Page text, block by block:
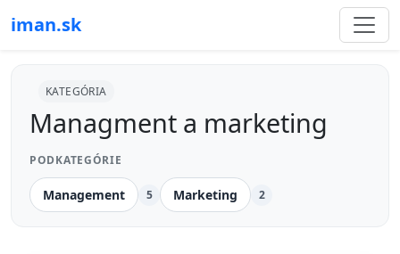
iman.sk
KATEGÓRIA
Managment a marketing
PODKATEGÓRIE
Management 5 Marketing 2